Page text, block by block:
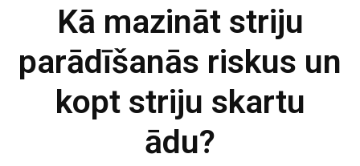
Kā mazināt striju
parādīšanās riskus un
kopt striju skartu
ādu?